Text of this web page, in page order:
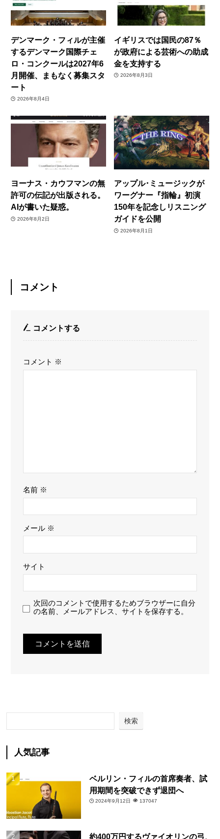
デンマーク・フィルが主催
するデンマーク国際チェ
ロ・コンクールは2027年6
月開催、まもなく募集スタ
ート
2026年8月4日
イギリスでは国民の87％
が政府による芸術への助成
金を支持する
2026年8月3日
ヨーナス・カウフマンの無
許可の伝記が出版される。
AIが書いた疑惑。
2026年8月2日
アップル･ミュージックが
ワーグナー『指輪』初演
150年を記念しリスニング
ガイドを公開
2026年8月1日
コメント
コメントする
コメント ※
名前 ※
メール ※
サイト
次回のコメントで使用するためブラウザーに自分
の名前、メールアドレス、サイトを保存する。
検索
人気記事
ベルリン・フィルの首席奏者、試
用期間を突破できず退団へ
2024年9月12日 137047
約400万円するヴァイオリンの弓、